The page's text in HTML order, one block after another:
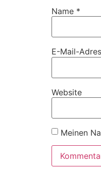
Name *
E-Mail-
Website
Meinen